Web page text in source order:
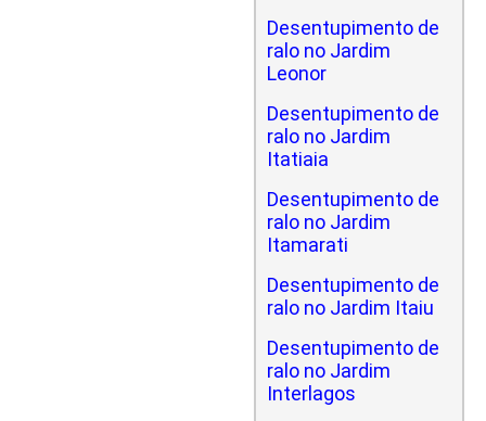
Desentupimento de
ralo no Jardim
Leonor
Desentupimento de
ralo no Jardim
Itatiaia
Desentupimento de
ralo no Jardim
Itamarati
Desentupimento de
ralo no Jardim Itaiu
Desentupimento de
ralo no Jardim
Interlagos